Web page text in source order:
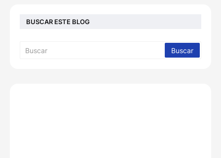
BUSCAR ESTE BLOG